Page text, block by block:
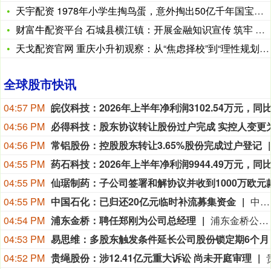
天宇配资 1978年小学生掏鸟蛋，意外掏出50亿千年国宝，该
财富牛配资平台 石城县横江镇：开展金融知识宣传 筑牢 群众财
天戈配资官网 重庆小升初观察：从“焦虑择校”到“理性规划”，
全球股市快讯
04:57 PM
04:56 PM
04:56 PM 常铝股份：控股股东转让3.65%股份完成过户登记
04:55 PM
04:55 PM
04:55 PM 中国石化：已归还20亿元临时补流募集资金
中国石化公告称，2025年10月29日，公司同意使用不超60亿元募集资金临时补充流动资金，使用期限不超12个月。截至2026年8月10日，公司已累计归还20亿元至募集资金专户，并通知保荐机构及保荐代表人，不存在超期情形。剩余40亿元将结合募投项目资金使用进度，在到期日前足额归还。
04:54 PM 浦东金桥：聘任郑刚为公司总经理
浦东金桥公告称，公司于2026年8月10日召开第十届董事会第三十二次会议，审议通过聘任郑刚为公司总经理的议案，任期至本届董事会任期届满。郑刚历任上海市第二建筑工程有限公司项目经理助理等职，现任公司党委书记，不持有本公司股票，与相关方无关联关系，无不良信息。
04:53 PM 易思维：多股东触发条件延长公司股份锁定期6个月
04:52 PM 贵绳股份：涉12.41亿元重大诉讼 尚未开庭审理